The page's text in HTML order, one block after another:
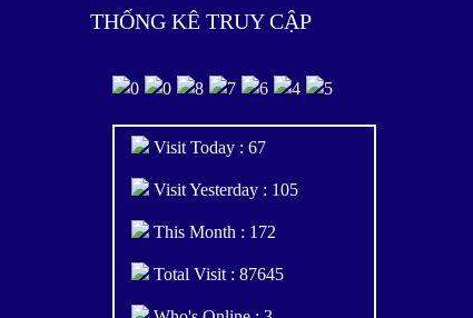
THỐNG KÊ TRUY CẬP
Visit Today : 67
Visit Yesterday : 105
This Month : 172
Total Visit : 87645